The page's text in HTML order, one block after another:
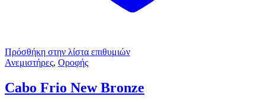
Πρόσθήκη στην λίστα επιθυμιών
Ανεμιστήρες, Οροφής
Cabo Frio New Bronze